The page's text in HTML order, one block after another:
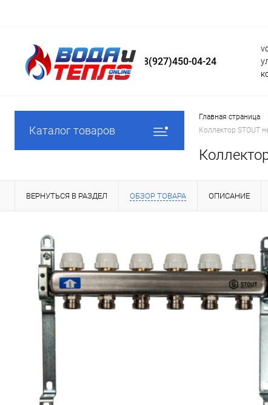
8(927)450-04-24
Каталог товаров
Главная страница
Коллектор STOUT
ВЕРНУТЬСЯ В РАЗДЕЛ ОБЗОР ТОВАРА ОПИСАНИЕ